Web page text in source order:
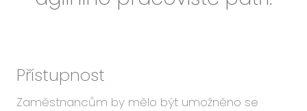
Přístupnost
Zaměstnancům by mělo být umožněno se